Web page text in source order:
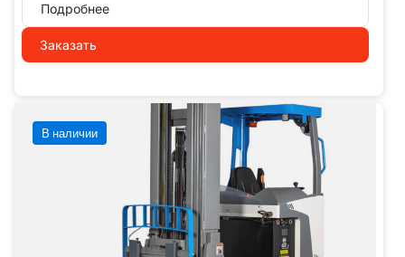
Подробнее
Заказать
В наличии